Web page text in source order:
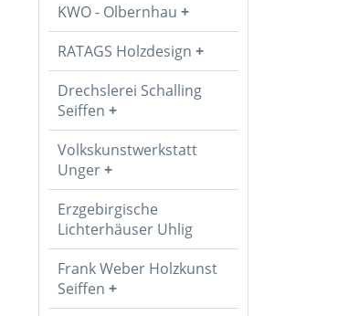
KWO - Olbernhau
RATAGS Holzdesign
Drechslerei Schalling
Seiffen
Volkskunstwerkstatt
Unger
Erzgebirgische
Lichterhäuser Uhlig
Frank Weber Holzkunst
Seiffen